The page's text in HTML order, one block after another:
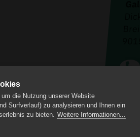
die Nutzung unserer Website
Surfverlauf) zu analysieren und Ihnen ein
zu bieten. Weitere Informationen...